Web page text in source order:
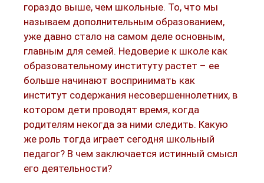
гораздо выше, чем школьные. То, что мы
называем дополнительным образованием,
уже давно стало на самом деле основным,
главным для семей. Недоверие к школе как
образовательному институту растет – ее
больше начинают воспринимать как
институт содержания несовершеннолетних, в
котором дети проводят время, когда
родителям некогда за ними следить. Какую
же роль тогда играет сегодня школьный
педагог? В чем заключается истинный смысл
его деятельности?